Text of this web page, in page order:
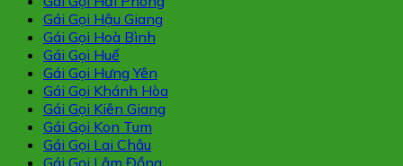
Gái Gọi Hậu Giang
Gái Gọi Hoà Bình
Gái Gọi Huế
Gái Gọi Hưng Yên
Gái Gọi Khánh Hòa
Gái Gọi Kiên Giang
Gái Gọi Kon Tum
Gái Gọi Lai Châu
Gái Gọi Lâm Đồng